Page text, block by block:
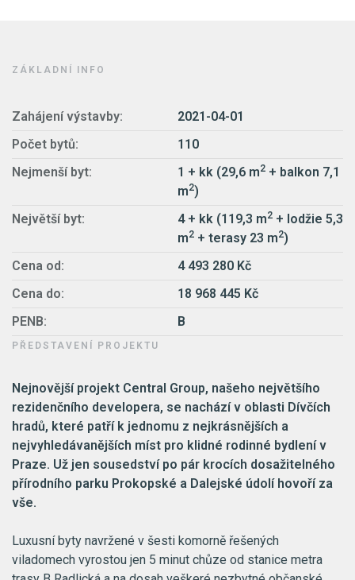
ZÁKLADNÍ INFO
Zahájení výstavby:
2021-04-01
Počet bytů:
110
Nejmenší byt:
1 + kk (29,6 m2 + balkon 7,1
m2)
Největší byt:
4 + kk (119,3 m2 + lodžie 5,3
m2 + terasy 23 m2)
Cena od:
4 493 280 Kč
Cena do:
18 968 445 Kč
PENB:
B
PŘEDSTAVENÍ PROJEKTU
Nejnovější projekt Central Group, našeho největšího
rezidenčního developera, se nachází v oblasti Dívčích
hradů, které patří k jednomu z nejkrásnějších a
nejvyhledávanějších míst pro klidné rodinné bydlení v
Praze. Už jen sousedství po pár krocích dosažitelného
přírodního parku Prokopské a Dalejské údolí hovoří za
vše.
Luxusní byty navržené v šesti komorně řešených
viladomech vyrostou jen 5 minut chůze od stanice metra